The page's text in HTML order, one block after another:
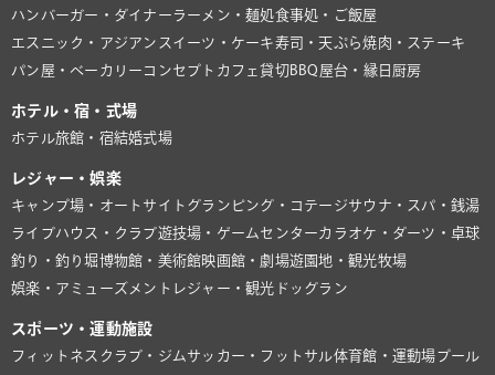
ハンバーガー・ダイナーラーメン・麺処食事処・ご飯屋
エスニック・アジアン スイーツ・ケーキ寿司・天ぷら焼肉・ステーキ
パン屋・ベーカリー コンセプトカフェ貸切BBQ 屋台・縁日 厨房
ホテル・宿・式場
ホテル旅館・宿結婚式場
レジャー・娯楽
キャンプ場・オートサイト グランピング・コテージサウナ・スパ・銭湯
ライブハウス・クラブ遊技場・ゲームセンターカラオケ・ダーツ・卓球
釣り・釣り堀博物館・美術館映画館・劇場遊園地・観光牧場
娯楽・アミューズメント レジャー・観光 ドッグラン
スポーツ・運動施設
フィットネスクラブ・ジム サッカー・フットサル体育館・運動場プール